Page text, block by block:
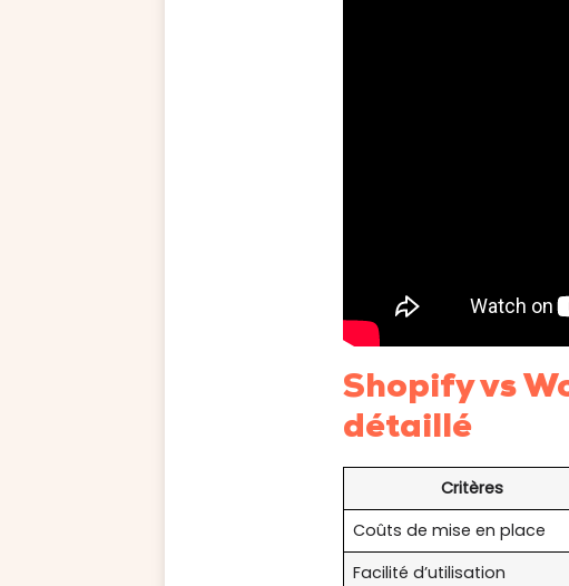
Shopify vs
détaillé
Critères
Coûts de mise en place
Facilité d’utilisation